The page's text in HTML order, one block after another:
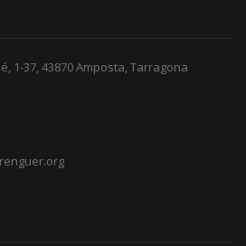
1-37, 43870 Amposta, Tarragona